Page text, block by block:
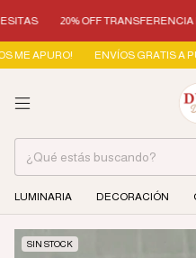
20% OFF TRANSFERENCIA
APURO! ENVÍOS GRATIS A
LUMINARIA DECORACIÓN
SIN STOCK